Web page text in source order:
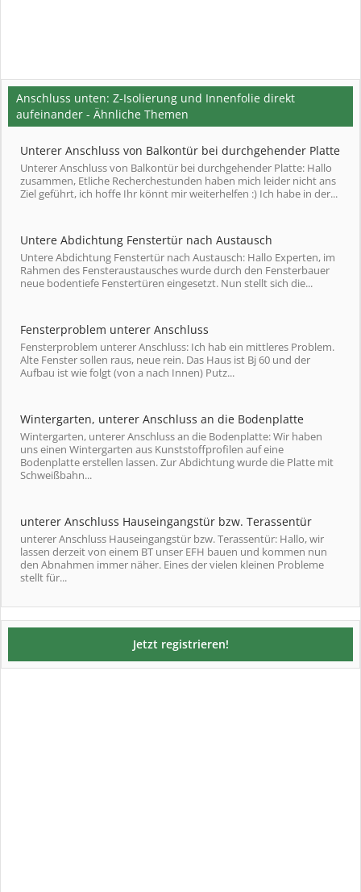
Anschluss unten: Z-Isolierung und Innenfolie direkt
aufeinander - Ähnliche Themen
Unterer Anschluss von Balkontür bei durchgehender Platte
Unterer Anschluss von Balkontür bei durchgehender Platte: Hallo
zusammen, Etliche Recherchestunden haben mich leider nicht ans
Ziel geführt, ich hoffe Ihr könnt mir weiterhelfen :) Ich habe in der...
Untere Abdichtung Fenstertür nach Austausch
Untere Abdichtung Fenstertür nach Austausch: Hallo Experten, im
Rahmen des Fensteraustausches wurde durch den Fensterbauer
neue bodentiefe Fenstertüren eingesetzt. Nun stellt sich die...
Fensterproblem unterer Anschluss
Fensterproblem unterer Anschluss: Ich hab ein mittleres Problem.
Alte Fenster sollen raus, neue rein. Das Haus ist Bj 60 und der
Aufbau ist wie folgt (von a nach Innen) Putz...
Wintergarten, unterer Anschluss an die Bodenplatte
Wintergarten, unterer Anschluss an die Bodenplatte: Wir haben
uns einen Wintergarten aus Kunststoffprofilen auf eine
Bodenplatte erstellen lassen. Zur Abdichtung wurde die Platte mit
Schweißbahn...
unterer Anschluss Hauseingangstür bzw. Terassentür
unterer Anschluss Hauseingangstür bzw. Terassentür: Hallo, wir
lassen derzeit von einem BT unser EFH bauen und kommen nun
den Abnahmen immer näher. Eines der vielen kleinen Probleme
stellt für...
Jetzt registrieren!